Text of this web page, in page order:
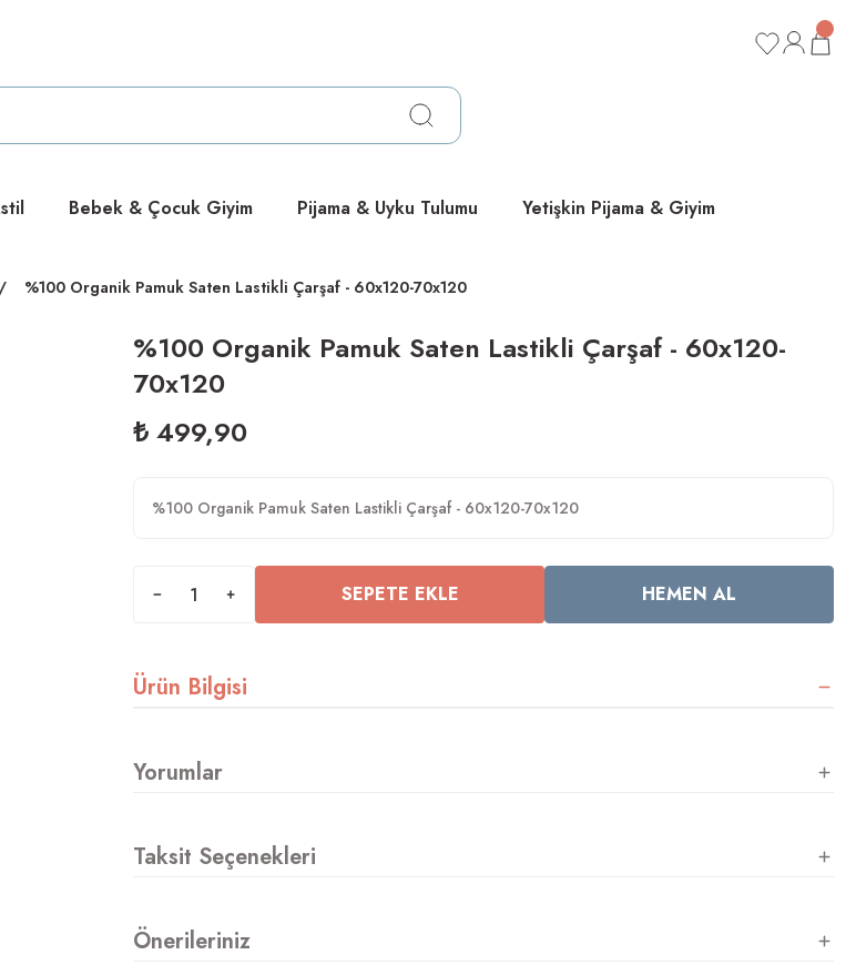
ücretsiz
Bebek & Çocuk Giyim Pijama & Uyku Tulumu Yetişkin Pijama & Giyim
%100 Organik Pamuk Saten Lastikli Çarşaf - 60x120-70x120
%100 Organik Pamuk Saten Lastikli Çarşaf - 60x120-
70x120
₺ 499,90
%100 Organik Pamuk Saten Lastikli Çarşaf - 60x120-70x120
SEPETE EKLE HEMEN AL
Ürün Bilgisi
Yorumlar
Taksit Seçenekleri
Önerileriniz